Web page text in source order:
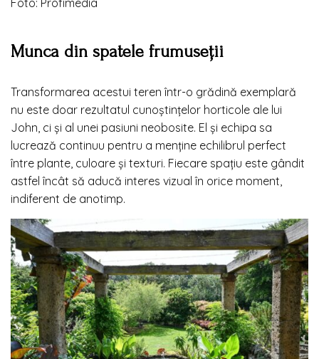
Foto: Profimedia
Munca din spatele frumuseții
Transformarea acestui teren într-o grădină exemplară
nu este doar rezultatul cunoștințelor horticole ale lui
John, ci și al unei pasiuni neobosite. El și echipa sa
lucrează continuu pentru a menține echilibrul perfect
între plante, culoare și texturi. Fiecare spațiu este gândit
astfel încât să aducă interes vizual în orice moment,
indiferent de anotimp.